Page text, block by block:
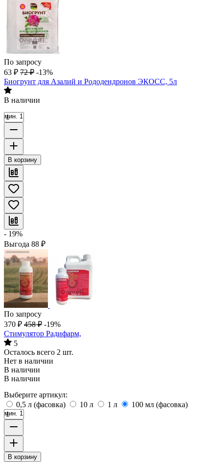
По запросу
63 ₽ 72 ₽ -13%
Биогрунт для Азалий и Рододендронов ЭКОСС, 5л
В наличии
мин. 1
В корзину
- 19%
Выгода 88 ₽
По запросу
370 ₽ 458 ₽ -19%
Стимулятор Радифарм,
5
Осталось всего 2 шт.
Нет в наличии
В наличии
В наличии
Выберите артикул:
0,5 л (фасовка)
10 л 1 л 100 мл (фасовка)
мин. 1
В корзину